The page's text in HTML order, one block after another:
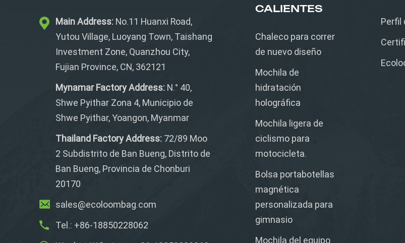
Main Address: No.11 Huanxi Road,
Yutou Village, Luoyang Town, Taishang
Investment Zone, Quanzhou City,
Fujian Province, CN, 362121
Mynamar Factory Address: N.° 40,
Shwe Pyithar Zona 4, Municipio de
Shwe Pyithar, Yoangon, Myanmar
Thailand Factory Address: 72/89 Moo
2 Subdistrito de Ban Bueng, Distrito de
Ban Bueng, Provincia de Chonburi
20170
sales@ecoloombag.com
Tel.: +86-18850228062
CALIENTES
Chaleco para correr
de nuevo diseño
Mochila de
hidratación
holográfica
Mochila ligera de
ciclismo para
motocicleta.
Bolsa portabotellas
magnética
personalizada para
gimnasio
Mochila del equipo
Perfil